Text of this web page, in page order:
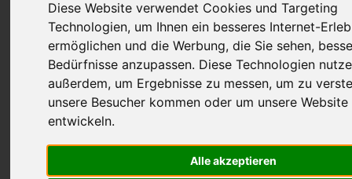
Diese Website verwendet Cookies und Targeting
Technologien, um Ihnen ein besseres Internet-
ermöglichen und die Werbung, die Sie sehen,
Bedürfnisse anzupassen. Diese Technologien
außerdem, um Ergebnisse zu messen, um zu
unsere Besucher kommen oder um unsere
entwickeln.
Alle akzeptieren
gf@sbw-vogtlandkreis.de
2. Datenschutzbeauftragter
SBW Vogtlandkreis gGmbH